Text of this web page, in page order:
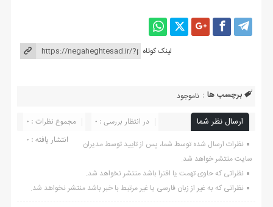
لینک کوتاه
برچسب ها : ناموجود
ارسال نظر شما مجموع نظرات : 0
در انتظار بررسی : 0
انتشار یافته : ۰
نظرات ارسال شده توسط شما، پس از تایید توسط مدیران
سایت منتشر خواهد شد.
نظراتی که حاوی تهمت یا افترا باشد منتشر نخواهد شد.
نظراتی که به غیر از زبان فارسی یا غیر مرتبط با خبر باشد منتشر نخواهد شد.